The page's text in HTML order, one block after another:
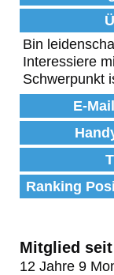
Bin
Interessiere
Schwerpunkt
E-
Ranking
Mitglied seit
12 Jahre 9